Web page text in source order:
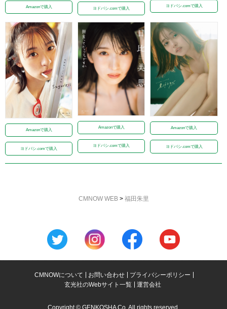
Amazonで購入 ヨドバシ.comで購入
ヨドバシ.comで購入
Amazonで購入
ヨドバシ.comで購入
Amazonで購入
ヨドバシ.comで購入
Amazonで購入
ヨドバシ.comで購入
CMNOW WEB> 福田朱里
CMNOWについて お問い合わせ
プライバシーポリシー
玄光社のWebサイト一覧
運営会社
Copyright © GENKOSHA Co. All rights reserved.